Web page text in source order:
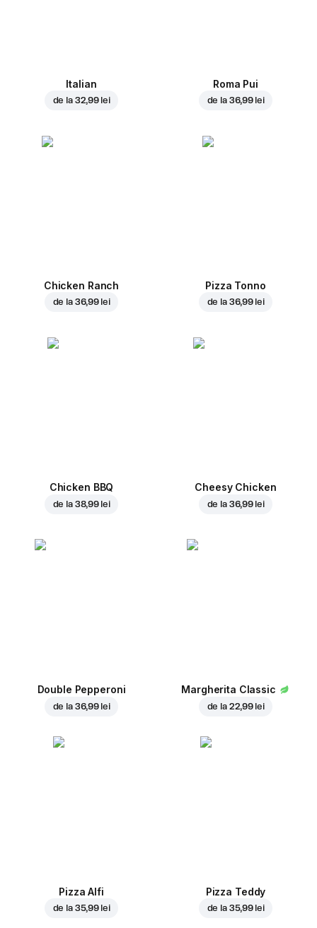
Italian
de la 32,99 lei
Roma Pui
de la 36,99 lei
Chicken Ranch
de la 36,99 lei
Pizza Tonno
de la 36,99 lei
Chicken BBQ
de la 38,99 lei
Cheesy Chicken
de la 36,99 lei
Double Pepperoni
de la 36,99 lei
Margherita Classic
de la 22,99 lei
Pizza Alfi
de la 35,99 lei
Pizza Teddy
de la 35,99 lei